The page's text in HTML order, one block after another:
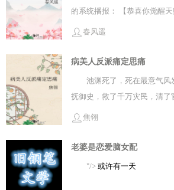
了，她却不是个好被拿捏的。
外祖家，毫无负担，先屠了
归家后，仍逃不开各方联姻
神，吓得她花容失色，却不
将人骗到手，哪里肯罢手，一
于他。往后，当以百倍千倍之
假成婚！”顾聿昭：.......男主视
之时，看见一女子，韵在光影
的系统播报： 【恭喜你觉醒天
个心理学高手，天生拥有高
你觉醒天赋‘顶级销冠’】 【你
业绩永远遥遥领先】
春风遥
病美人反派痛定思痛
池渊死了，死在最意气
抚御史，救了千万灾民，清了
密令逼死在离家千万里的异
焦翎
老婆是恋爱脑女配
"/> 或许有一天